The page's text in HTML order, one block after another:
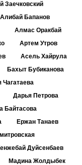
Заечковский
Алибай Бапанов
Алмас Оракбай
Артем Утров
Асель Хайрула
Бахыт Бубиканова
Чагатаева
Дарья Петрова
Байтасова
Ержан Танаев
Дуйсенбаев
Мадина Жолдыбек